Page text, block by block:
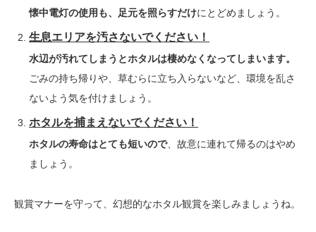
懐中電灯の使用も、足元を照らすだけにとどめましょう。
生息エリアを汚さないでください！
水辺が汚れてしまうとホタルは棲めなくなってしまいます。
ごみの持ち帰りや、草むらに立ち入らないなど、環境を乱さ
ないよう気を付けましょう。
ホタルを捕まえないでください！
ホタルの寿命はとても短いので、故意に連れて帰るのはやめ
ましょう。
観賞マナーを守って、幻想的なホタル観賞を楽しみましょうね。